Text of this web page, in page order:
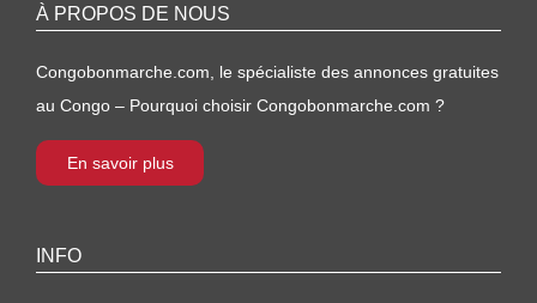
À PROPOS DE NOUS
Congobonmarche.com, le spécialiste des annonces gratuites
au Congo – Pourquoi choisir Congobonmarche.com ?
En savoir plus
INFO